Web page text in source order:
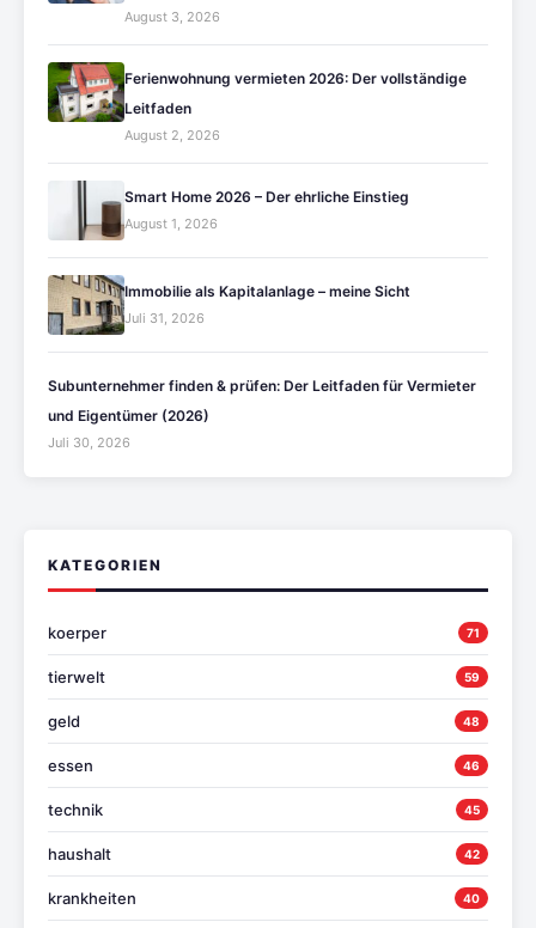
August 3, 2026
Ferienwohnung vermieten 2026: Der vollständige
Leitfaden
August 2, 2026
Smart Home 2026 – Der ehrliche Einstieg
August 1, 2026
Immobilie als Kapitalanlage – meine Sicht
Juli 31, 2026
Subunternehmer finden & prüfen: Der Leitfaden für Vermieter
und Eigentümer (2026)
Juli 30, 2026
KATEGORIEN
koerper 71
tierwelt 59
geld 48
essen 46
technik 45
haushalt 42
krankheiten 40